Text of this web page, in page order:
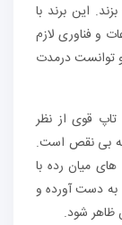
این برند با
و فناوری لازم
و توانست درمدت
قوی از نظر
بی نقص است.
میان رده با
به دست آورده و
ظاهر شود.